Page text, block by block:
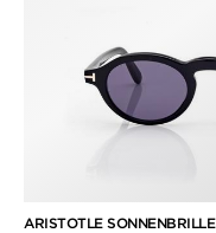
ARISTOTLE SONNENBRILLE